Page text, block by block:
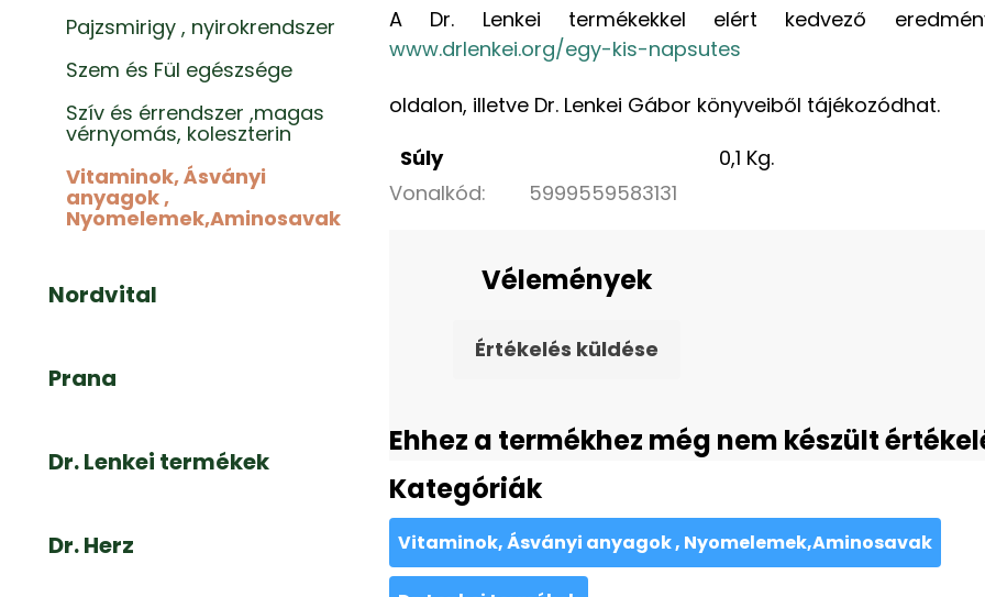
Pajzsmirigy , nyirokrendszer
Szem és Fül egészsége
Szív és érrendszer ,magas
vérnyomás, koleszterin
Vitaminok, Ásványi
anyagok ,
Nyomelemek,Aminosavak
Nordvital
Prana
Dr. Lenkei termékek
Dr. Herz
A Dr. Lenkei termékekkel elért kedvező
www.drlenkei.org/egy-kis-napsutes
oldalon, illetve Dr. Lenkei Gábor könyveiből tájékozódhat.
Súly
0,1 Kg.
Vonalkód:
5999559583131
Vélemények
Értékelés küldése
Ehhez a termékhez még nem készült
Kategóriák
Vitaminok, Ásványi anyagok , Nyomelemek,Aminosavak